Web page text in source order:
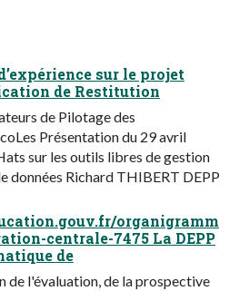
sur le projet
de Restitution
de Pilotage des
Présentation du 29 avril
sur les outils libres de gestion
données Richard THIBERT DEPP
organigramm
centrale-7475 La DEPP
de
de l'évaluation, de la prospective